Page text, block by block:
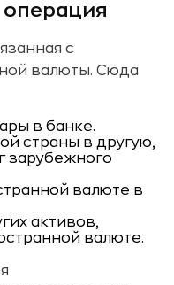
операция
с
валюты. Сюда
в банке.
страны в другую,
зарубежного
валюте в
активов,
валюте.